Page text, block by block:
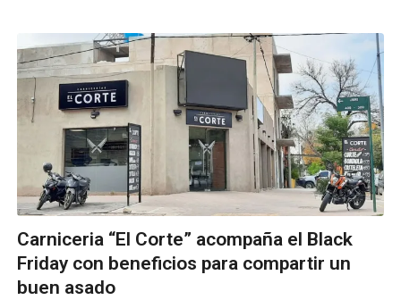
Carniceria “El Corte” acompaña el Black
Friday con beneficios para compartir un
buen asado